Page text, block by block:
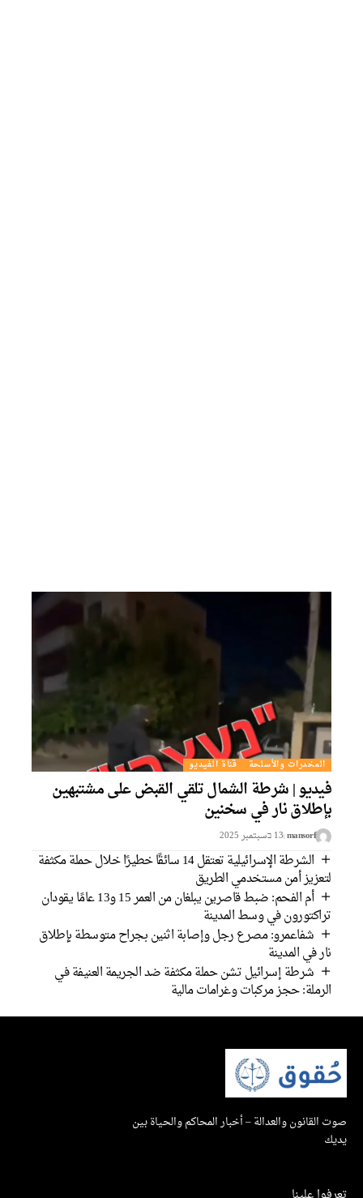
المخدرات والأسلحة قناة الفيديو
فيديو | شرطة الشمال تلقي القبض على مشتبهين
بإطلاق نار في سخنين
mansorf 13 בسبتمبر 2025
الشرطة الإسرائيلية تعتقل 14 سائقًا خطيرًا خلال حملة مكثفة
لتعزيز أمن مستخدمي الطريق
أم الفحم: ضبط قاصرين يبلغان من العمر 15 و13 عامًا يقودان
تراكتورون في وسط المدينة
شفاعمرو: مصرع رجل وإصابة اثنين بجراح متوسطة بإطلاق
نار في المدينة
شرطة إسرائيل تشن حملة مكثفة ضد الجريمة العنيفة في
الرملة: حجز مركبات وغرامات مالية
صوت القانون والعدالة – أخبار المحاكم والحياة بين
يديك